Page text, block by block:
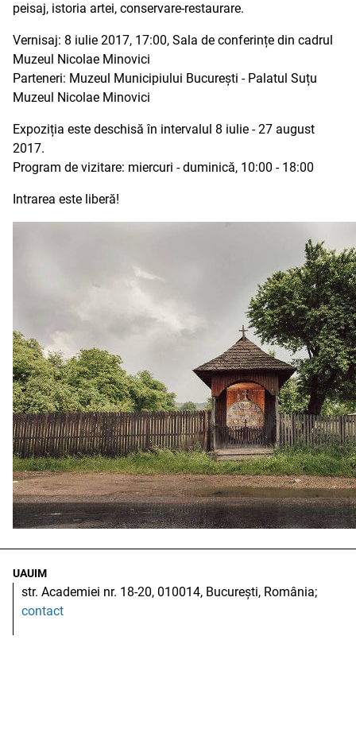
peisaj, istoria artei, conservare-restaurare.
Vernisaj: 8 iulie 2017, 17:00, Sala de conferințe din cadrul
Muzeul Nicolae Minovici
Parteneri: Muzeul Municipiului București - Palatul Suțu
Muzeul Nicolae Minovici
Expoziția este deschisă în intervalul 8 iulie - 27 august
2017.
Program de vizitare: miercuri - duminică, 10:00 - 18:00
Intrarea este liberă!
UAUIM
str. Academiei nr. 18-20, 010014, București, România;
contact